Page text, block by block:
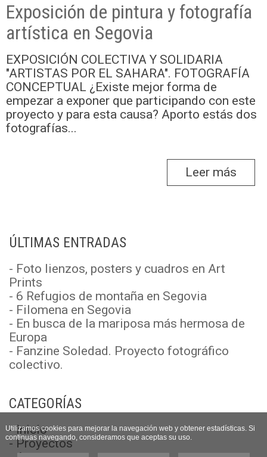
Exposición de pintura y fotografía
artística en Segovia
EXPOSICIÓN COLECTIVA Y SOLIDARIA
"ARTISTAS POR EL SAHARA". FOTOGRAFÍA
CONCEPTUAL ¿Existe mejor forma de
empezar a exponer que participando con este
proyecto y para esta causa? Aporto estás dos
fotografías...
Leer más
ÚLTIMAS ENTRADAS
- Foto lienzos, posters y cuadros en Art
Prints
- 6 Refugios de montaña en Segovia
- Filomena en Segovia
- En busca de la mariposa más hermosa de
Europa
- Fanzine Soledad. Proyecto fotográfico
colectivo.
CATEGORÍAS
- Inicio
- Proyectos
Utilizamos cookies para mejorar la navegación web y obtener estadísticas. Si
continuas navegando, consideramos que aceptas su uso.